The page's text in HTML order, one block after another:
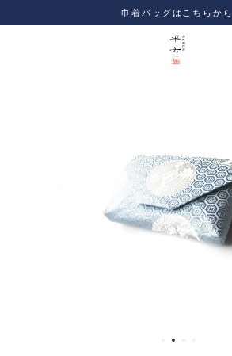
巾着バッグはこちらから